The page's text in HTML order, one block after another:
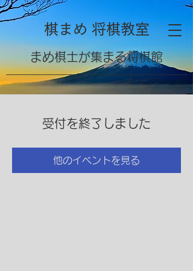
棋まめ 将棋教室
​まめ棋士が集まる将棋館
受付を終了しました
他のイベントを見る